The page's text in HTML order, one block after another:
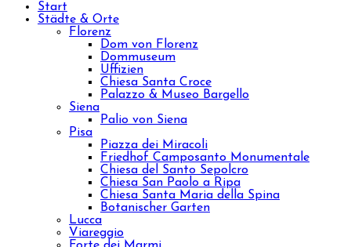
Start
Städte & Orte
Florenz
Dom von Florenz
Dommuseum
Uffizien
Chiesa Santa Croce
Palazzo & Museo Bargello
Siena
Palio von Siena
Pisa
Piazza dei Miracoli
Friedhof Camposanto Monumentale
Chiesa del Santo Sepolcro
Chiesa San Paolo a Ripa
Chiesa Santa Maria della Spina
Botanischer Garten
Lucca
Viareggio